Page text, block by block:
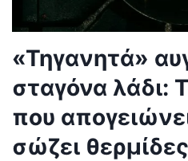
«Τηγανητά»
σταγόνα λάδι:
που
σώζει θερμίδες